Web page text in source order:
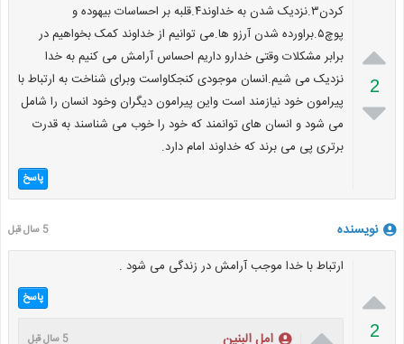

2

کردن۳.نزدیک شدن به خداوند۴.قلبه بر احساسات بیهوده و
پوچ۵.براورده شدن آرزو ها.می توانیم از خداوند کمک بخواهیم در
برابر مشکلات وقتی خدارو داریم احساس آرامش می کنیم به خدا
نزدیک می شیم.انسان موجودی کنجکاواست وبرای شناخت به ارتباط با
پیرامون خود نیازمند است واین پیرامون دیگران وخود انسان را شامل
می شود و انسان های توانمند که خود را خوب می شناسند به قدرت
برتری پی می برند که خداوند امام دارد.
پاسخ
نویسنده 5 سال قبل

2
ارتباط با خدا موجب آرامش در زندگی می شود .
پاسخ
امل البنین 5 سال قبل